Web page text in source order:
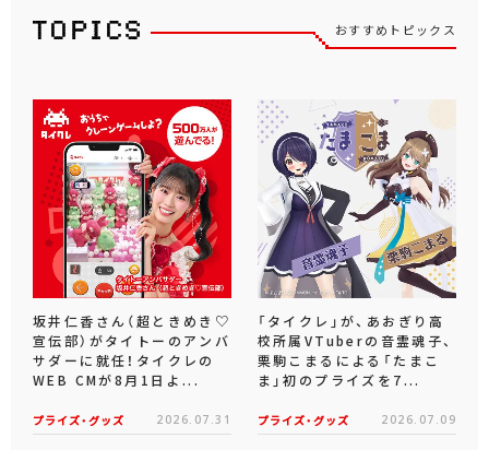
おすすめトピックス
坂井仁香さん（超ときめき♡
宣伝部）がタイトーのアンバ
サダーに就任！タイクレの
WEB CMが8月1日よ...
プライズ・グッズ 2026.07.31
「タイクレ」が、あおぎり高
校所属VTuberの音霊魂子、
栗駒こまるによる「たまこ
ま」初のプライズを7...
プライズ・グッズ 2026.07.09